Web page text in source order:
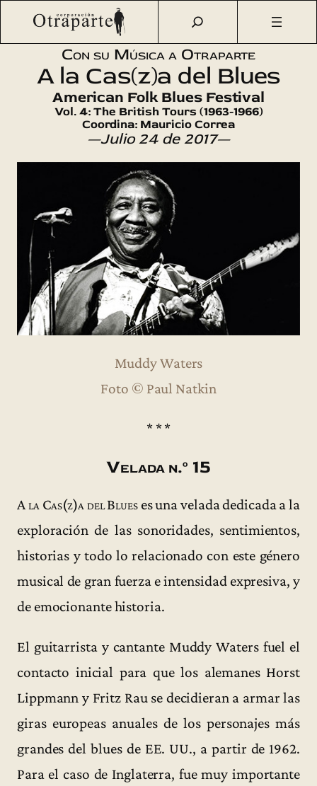
Saltar
Otraparte.org/ Agenda Cultural Música
A la Cas(z)a del
Con su Música a Otraparte
A la Cas(z)a del Blues
American Folk Blues Festival
Vol. 4: The British Tours (1963-1966)
Coordina: Mauricio Correa
—Julio 24 de 2017—
Muddy Waters
Foto © Paul Natkin
* * *
Velada n.º 15
A la Cas(z)a del Blueses una velada dedicada a la
exploración de las sonoridades, sentimientos,
historias y todo lo relacionado con este género
musical de gran fuerza e intensidad expresiva, y
de emocionante historia.
El guitarrista y cantante Muddy Waters fuel el
contacto inicial para que los alemanes Horst
Lippmann y Fritz Rau se decidieran a armar las
giras europeas anuales de los personajes más
grandes del blues de EE. UU., a partir de 1962.
Para el caso de Inglaterra, fue muy importante